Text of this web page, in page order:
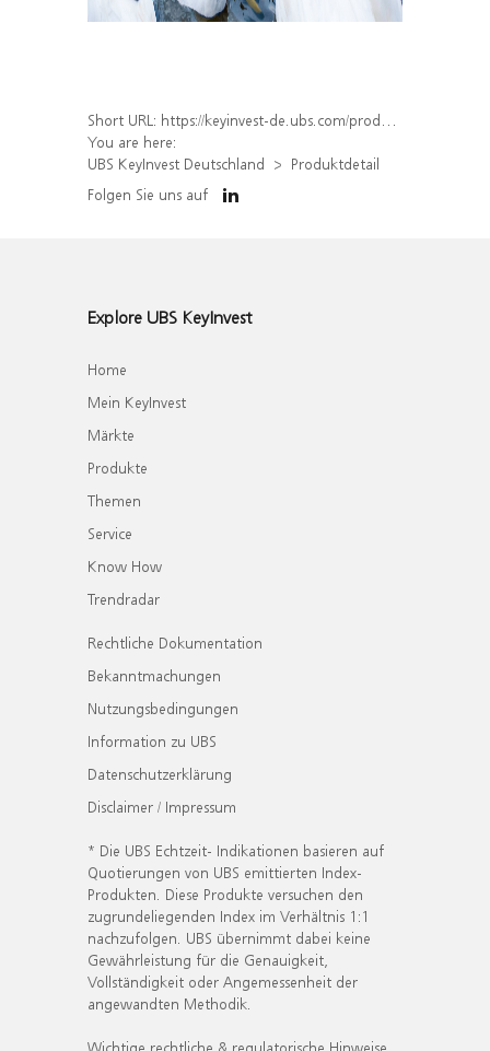
Short URL: https://keyinvest-de.ubs.com/produkt/detail/index/isin/DE000WA4AZE2
You are here:
UBS KeyInvest Deutschland
Produktdetail
Folgen Sie uns auf
Explore UBS KeyInvest
Home
Mein KeyInvest
Märkte
Produkte
Themen
Service
Know How
Trendradar
Rechtliche Dokumentation
Bekanntmachungen
Nutzungsbedingungen
Information zu UBS
Datenschutzerklärung
Disclaimer / Impressum
* Die UBS Echtzeit- Indikationen basieren auf
Quotierungen von UBS emittierten Index-
Produkten. Diese Produkte versuchen den
zugrundeliegenden Index im Verhältnis 1:1
nachzufolgen. UBS übernimmt dabei keine
Gewährleistung für die Genauigkeit,
Vollständigkeit oder Angemessenheit der
angewandten Methodik.